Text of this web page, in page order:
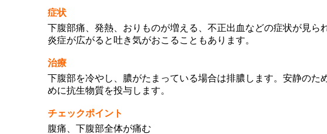
症状
下腹部痛、発熱、おりものが増える、不正出血などの症状が見ら
炎症が広がると吐き気がおこることもあります。
治療
下腹部を冷やし、膿がたまっている場合は排膿します。安静のた
めに抗生物質を投与します。
チェックポイント
腹痛、下腹部全体が痛む